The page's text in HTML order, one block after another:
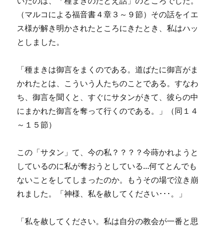
（マルコによる福音書４章３～９節）その話をイエ
ス様が解き明かされたところにきたとき、私はハッ
としました。
「種まきは御言をまくのである。道ばたに御言がま
かれたとは、こういう人たちのことである。すなわ
ち、御言を聞くと、すぐにサタンがきて、彼らの中
にまかれた御言を奪って行くのである。」（同１４
～１５節）
この「サタン」て、今の私？？？？今蒔かれようと
しているのに私が奪おうとしている…何てとんでも
ないことをしてしまったのか。もうその場で泣き崩
れました。「神様、私を赦してください･･･。」
「私を赦してください。私は自分の教会が一番と思